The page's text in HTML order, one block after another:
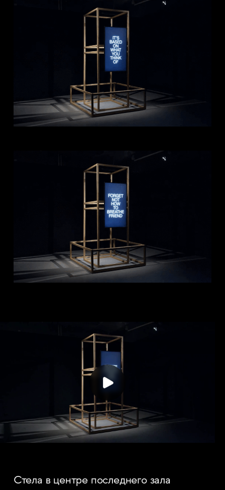
Стела в центре последнего зала